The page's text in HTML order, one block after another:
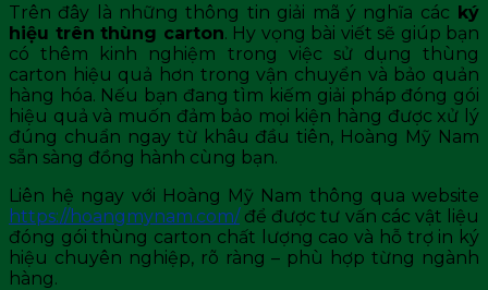
Trên đây là những thông tin giải mã ý nghĩa các ký
hiệu trên thùng carton. Hy vọng bài viết sẽ giúp bạn
có thêm kinh nghiệm trong việc sử dụng thùng
carton hiệu quả hơn trong vận chuyển và bảo quản
hàng hóa. Nếu bạn đang tìm kiếm giải pháp đóng gói
hiệu quả và muốn đảm bảo mọi kiện hàng được xử lý
đúng chuẩn ngay từ khâu đầu tiên, Hoàng Mỹ Nam
sẵn sàng đồng hành cùng bạn.
Liên hệ ngay với Hoàng Mỹ Nam thông qua website
https://hoangmynam.com/để được tư vấn các vật liệu
đóng gói thùng carton chất lượng cao và hỗ trợ in ký
hiệu chuyên nghiệp, rõ ràng – phù hợp từng ngành
hàng.